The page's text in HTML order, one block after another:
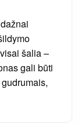
šalia –
gali būti